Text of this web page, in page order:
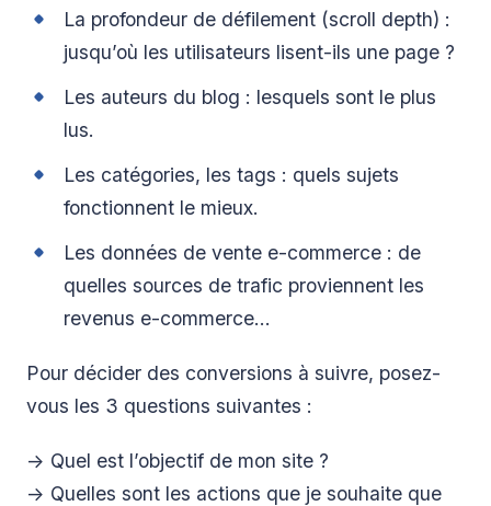
La profondeur de défilement (scroll depth) :
jusqu’où les utilisateurs lisent-ils une page ?
Les auteurs du blog : lesquels sont le plus
lus.
Les catégories, les tags : quels sujets
fonctionnent le mieux.
Les données de vente e-commerce : de
quelles sources de trafic proviennent les
revenus e-commerce…
Pour décider des conversions à suivre, posez-
vous les 3 questions suivantes :
-> Quel est l’objectif de mon site ?
-> Quelles sont les actions que je souhaite que